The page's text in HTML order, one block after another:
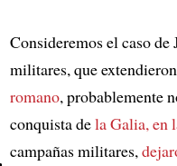
Consideremos el caso de
militares, que
romano, probablemente
conquista dela Galia, en
campañas militares,